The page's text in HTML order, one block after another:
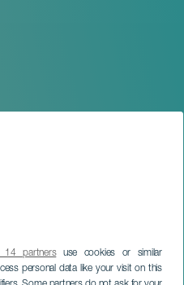
14 partnersuse cookies or similar
personal data like your visit on this